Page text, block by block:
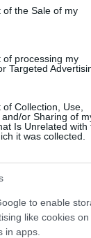
of the Sale of my
of processing my
Targeted
Collection, Use,
or Sharing of
Is Unrelated with
it was collected.
to enable
like cookies
in apps.
98,7
είσοδο
δολάρια στην